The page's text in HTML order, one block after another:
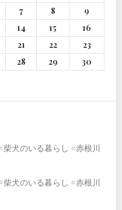
7 8
9
14 15
16
21 22
23
28 29
30
犬のいる暮らし #赤根川
犬のいる暮らし #赤根川